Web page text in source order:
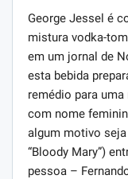
George Jessel é
mistura vodka-
em um jornal de
esta bebida
remédio para
com nome
algum motivo seja
“Bloody Mary”)
pessoa –